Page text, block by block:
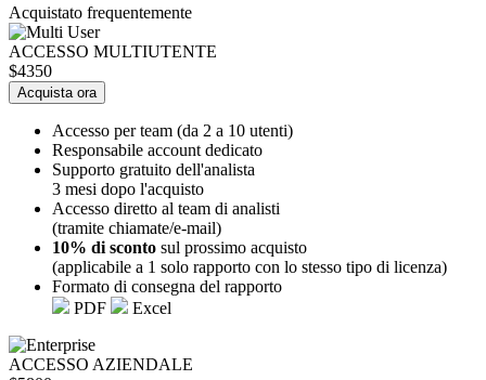
Acquistato frequentemente
ACCESSO MULTIUTENTE
$4350
Acquista ora
Accesso per team (da 2 a 10 utenti)
Responsabile account dedicato
Supporto gratuito dell'analista
3 mesi dopo l'acquisto
Accesso diretto al team di analisti
(tramite chiamate/e-mail)
10% di sconto sul prossimo acquisto
(applicabile a 1 solo rapporto con lo stesso tipo di licenza)
Formato di consegna del rapporto
PDF
Excel
ACCESSO AZIENDALE